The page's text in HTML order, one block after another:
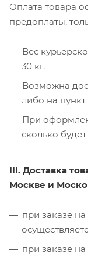
Оплата товара
предоплаты,
Вес
30 кг.
Возможна
либо на
При
сколько
III. Доставка
Москве и
при заказе
при заказе